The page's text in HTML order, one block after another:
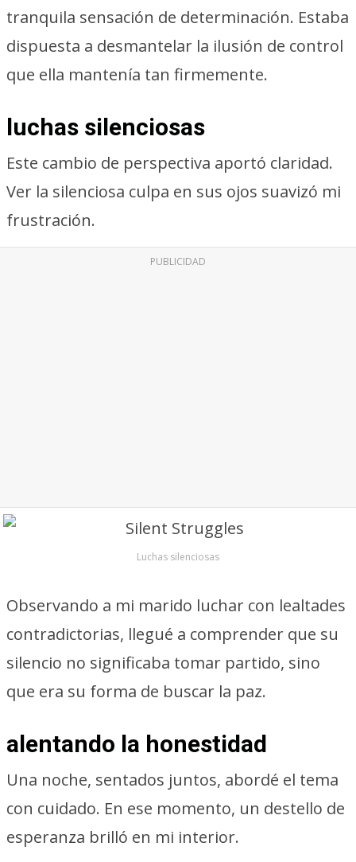
tranquila sensación de determinación. Estaba
dispuesta a desmantelar la ilusión de control
que ella mantenía tan firmemente.
luchas silenciosas
Este cambio de perspectiva aportó claridad.
Ver la silenciosa culpa en sus ojos suavizó mi
frustración.
PUBLICIDAD
Luchas silenciosas
Observando a mi marido luchar con lealtades
contradictorias, llegué a comprender que su
silencio no significaba tomar partido, sino
que era su forma de buscar la paz.
alentando la honestidad
Una noche, sentados juntos, abordé el tema
con cuidado. En ese momento, un destello de
esperanza brilló en mi interior.